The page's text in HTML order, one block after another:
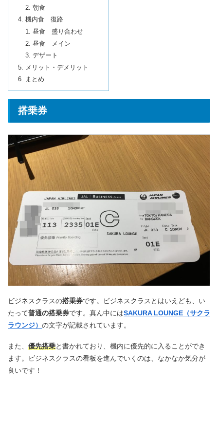
朝食
機内食 復路
昼食 盛り合わせ
昼食 メイン
デザート
メリット・デメリット
まとめ
搭乗券
ビジネスクラスの搭乗券です。ビジネスクラスとはいえども、い
たって普通の搭乗券です。真ん中にはSAKURA LOUNGE（サクラ
ラウンジ） の文字が記載されています。
また、 優先搭乗と書かれており、機内に優先的に入ることができ
ます。ビジネスクラスの看板を進んでいくのは、なかなか気分が
良いです！